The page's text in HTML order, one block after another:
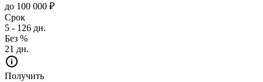
до 100 000 ₽
Срок
5 - 126 дн.
Без %
21 дн.
Получить